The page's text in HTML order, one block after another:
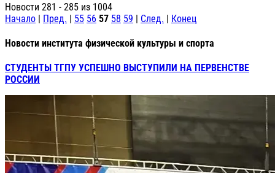
Новости 281 - 285 из 1004
Начало | Пред. | 55 56 57 58 59 | След. | Конец
Новости института физической культуры и спорта
СТУДЕНТЫ ТГПУ УСПЕШНО ВЫСТУПИЛИ НА ПЕРВЕНСТВЕ
РОССИИ